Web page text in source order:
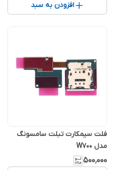
افزودن به سبد
فلت سیمکارت تبلت سامسونگ
مدل W700
۵۰۰٬۰۰۰